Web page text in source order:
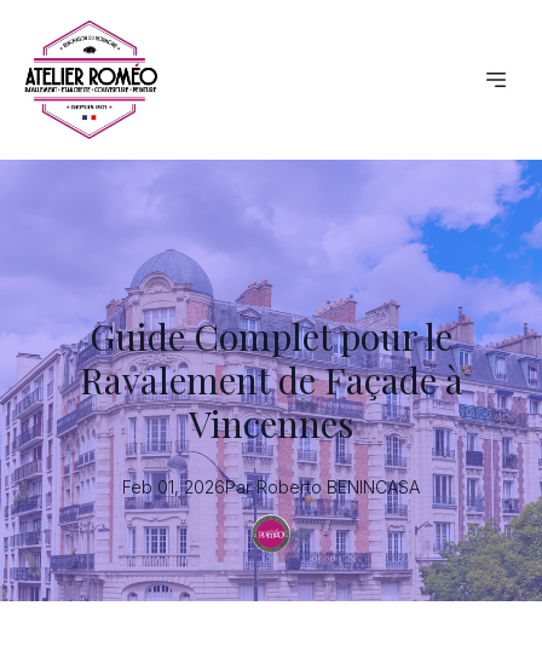
Guide Complet pour le
Ravalement de Façade à
Vincennes
Feb 01, 2026Par Roberto BENINCASA